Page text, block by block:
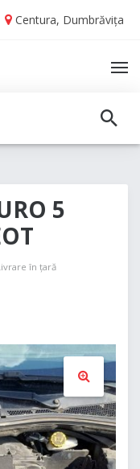
Centura, Dumbrăvița
5
în țară
🔍